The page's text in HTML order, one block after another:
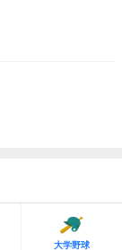
大学野球